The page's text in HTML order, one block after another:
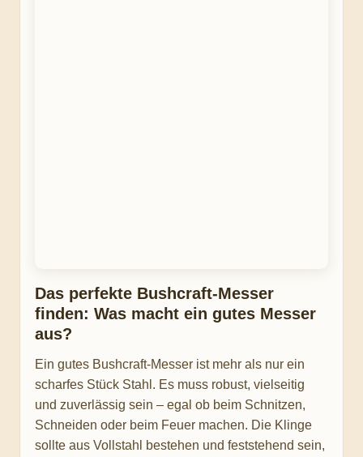
Das perfekte Bushcraft-Messer
finden: Was macht ein gutes Messer
aus?
Ein gutes Bushcraft-Messer ist mehr als nur ein
scharfes Stück Stahl. Es muss robust, vielseitig
und zuverlässig sein – egal ob beim Schnitzen,
Schneiden oder beim Feuer machen. Die Klinge
sollte aus Vollstahl bestehen und feststehend sein,